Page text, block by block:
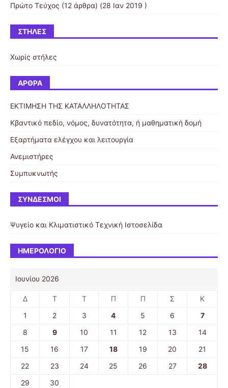
Πρώτο Τεύχος (12 άρθρα) (28 Ιαν 2019 )
ΣΤΉΛΕΣ
Χωρίς στήλες
ΆΡΘΡΑ
ΕΚΤΙΜΗΣΗ ΤΗΣ ΚΑΤΑΛΛΗΛΟΤΗΤΑΣ
Κβαντικό πεδίο, νόμος, δυνατότητα, ή μαθηματική δομή
Εξαρτήματα ελέγχου και λειτουργία
Ανεμιστήρες
Συμπυκνωτής
ΣΎΝΔΕΣΜΟΙ
Ψυγείο και Κλιματιστικό Τεχνική Ιστοσελίδα
ΗΜΕΡΟΛΌΓΙΟ
Ιουνίου 2026
Δ Τ Τ Π Π Σ
Κ
1
2 3 4 5 6
7
8
9 10 11 12 13
14
15
16 17 18 19 20
21
22
23 24 25 26 27
28
29
30